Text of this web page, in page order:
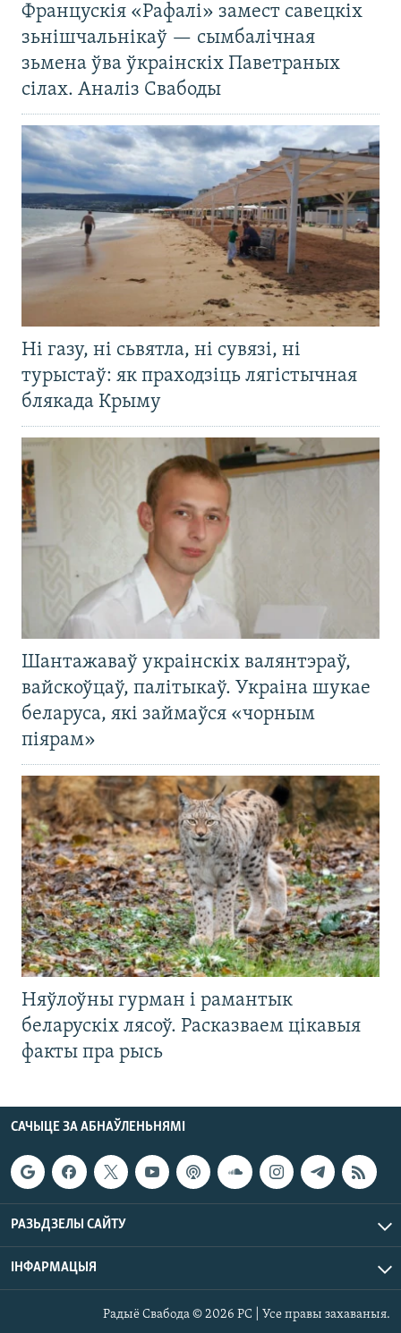
Францускія «Рафалі» замест савецкіх
зьнішчальнікаў — сымбалічная
зьмена ўва ўкраінскіх Паветраных
сілах. Аналіз Свабоды
Ні газу, ні сьвятла, ні сувязі, ні
турыстаў: як праходзіць лягістычная
блякада Крыму
Шантажаваў украінскіх валянтэраў,
вайскоўцаў, палітыкаў. Украіна шукае
беларуса, які займаўся «чорным
піярам»
Няўлоўны гурман і рамантык
беларускіх лясоў. Расказваем цікавыя
факты пра рысь
САЧЫЦЕ ЗА АБНАЎЛЕНЬНЯМІ
РАЗЬДЗЕЛЫ САЙТУ
ІНФАРМАЦЫЯ
Радыё Свабода © 2026 РС | Усе правы захаваныя.